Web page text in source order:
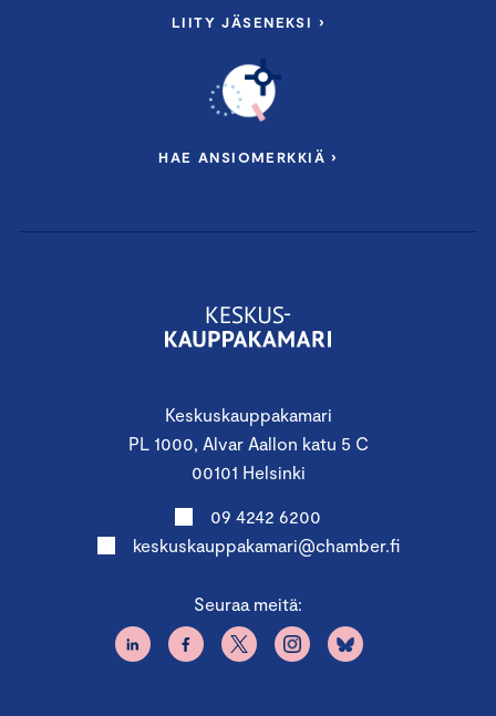
Keskuskauppakamari
PL 1000, Alvar Aallon katu 5 C
00101 Helsinki
09 4242 6200
keskuskauppakamari@chamber.fi
Seuraa meitä:
LIITY JÄSENEKSI ›
HAE ANSIOMERKKIÄ ›